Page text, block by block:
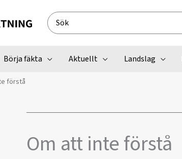
Search
for:
Börja fäkta Aktuellt Landslag
förstå
Om att inte förstå